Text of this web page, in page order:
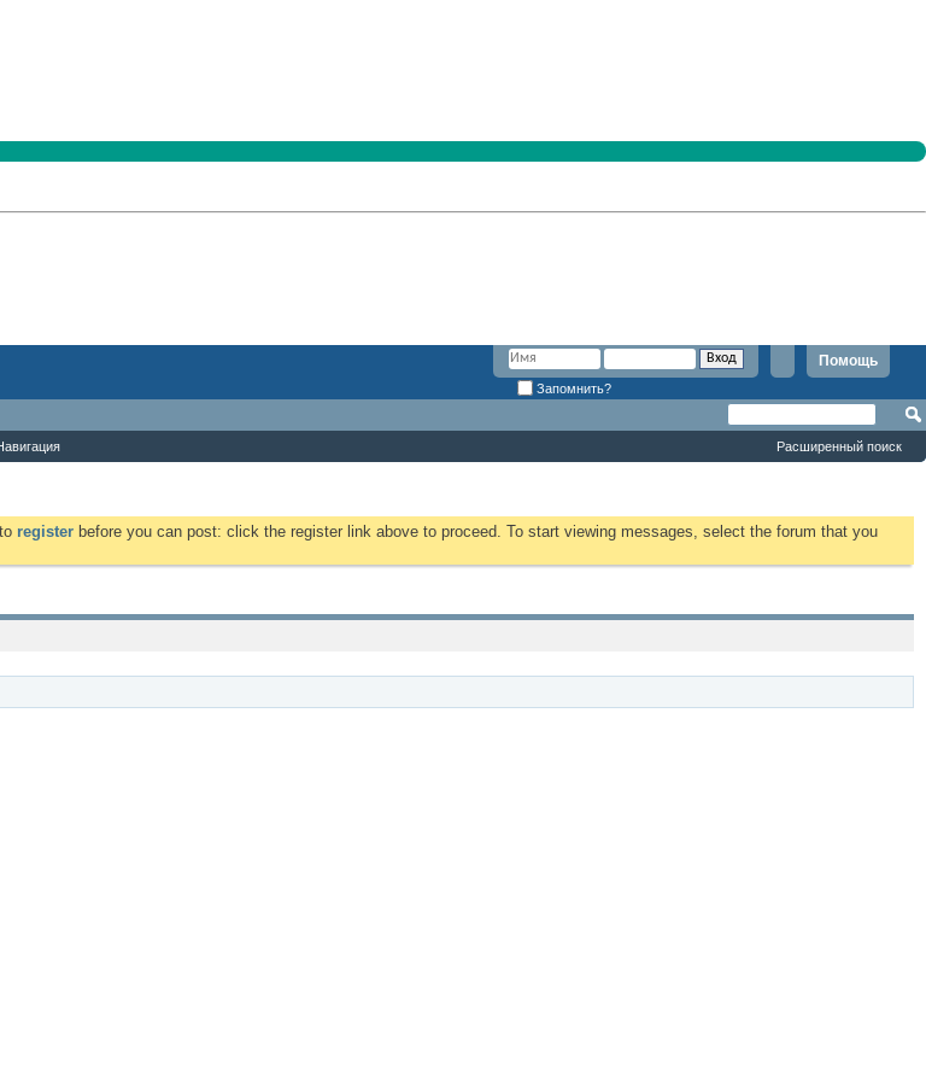
Помощь
Запомнить?
Расширенный поиск
register before you can post: click the register link above to proceed. To start viewing messages, select the forum that you